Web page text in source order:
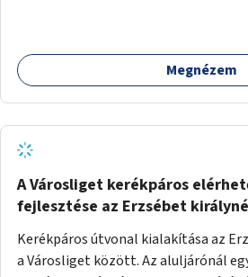
Megnézem
A Városliget kerékpáros
fejlesztése az Erzsébet
Kerékpáros útvonal kialakítása az
a Városliget között. Az aluljárónál